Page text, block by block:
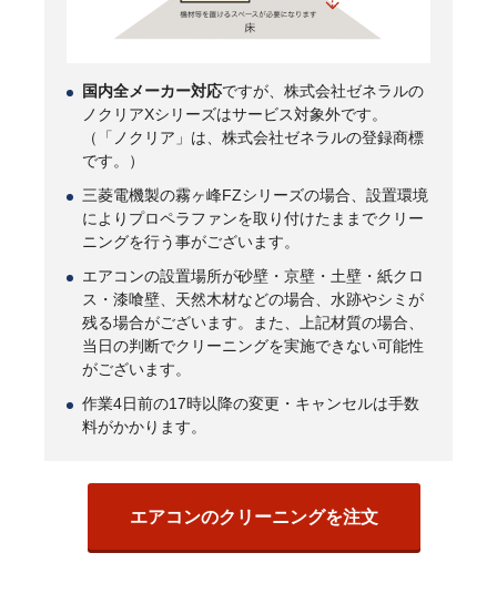
国内全メーカー対応ですが、株式会社ゼネラルの
ノクリアXシリーズはサービス対象外です。
（「ノクリア」は、株式会社ゼネラルの登録商標
です。）
三菱電機製の霧ヶ峰FZシリーズの場合、設置環境
によりプロペラファンを取り付けたままでクリー
ニングを行う事がございます。
エアコンの設置場所が砂壁・京壁・土壁・紙クロ
ス・漆喰壁、天然木材などの場合、水跡やシミが
残る場合がございます。また、上記材質の場合、
当日の判断でクリーニングを実施できない可能性
がございます。
作業4日前の17時以降の変更・キャンセルは手数
料がかかります。
エアコンのクリーニングを注文